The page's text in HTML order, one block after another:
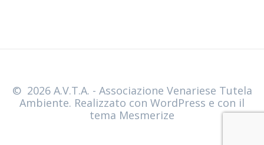
© 2026 A.V.T.A. - Associazione Venariese Tutela
Ambiente. Realizzato con WordPress e con il
tema Mesmerize